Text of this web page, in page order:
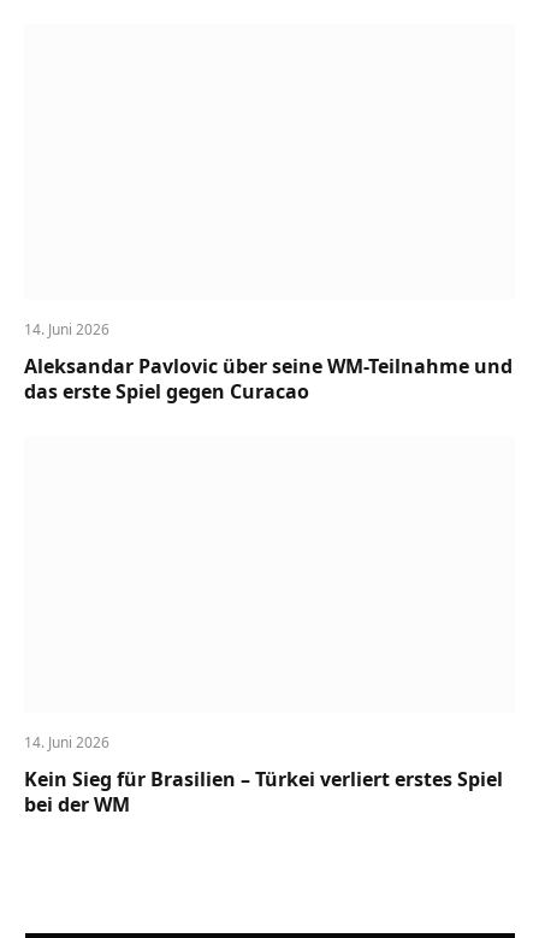
14. Juni 2026
Aleksandar Pavlovic über seine WM-Teilnahme und
das erste Spiel gegen Curacao
14. Juni 2026
Kein Sieg für Brasilien – Türkei verliert erstes Spiel
bei der WM